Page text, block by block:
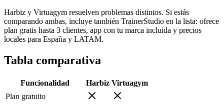
Harbiz y Virtuagym resuelven problemas distintos. Si estás
comparando ambas, incluye también TrainerStudio en la lista: ofrece
plan gratis hasta 3 clientes, app con tu marca incluida y precios
locales para España y LATAM.
Tabla comparativa
Funcionalidad Harbiz Virtuagym
Plan gratuito